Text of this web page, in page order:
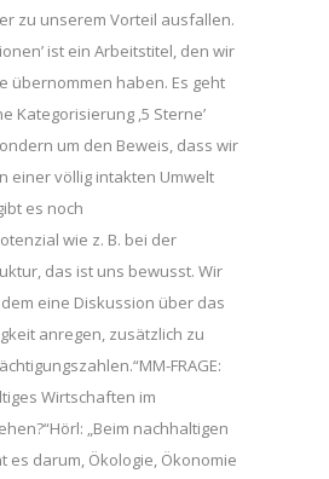
zu unserem Vorteil ausfallen.
ist ein Arbeitstitel, den wir
übernommen haben. Es geht
Kategorisierung ,5 Sterne’
um den Beweis, dass wir
einer völlig intakten Umwelt
es noch
wie z. B. bei der
das ist uns bewusst. Wir
eine Diskussion über das
anregen, zusätzlich zu
FRAGE:
Wirtschaften im
„Beim nachhaltigen
es darum, Ökologie, Ökonomie